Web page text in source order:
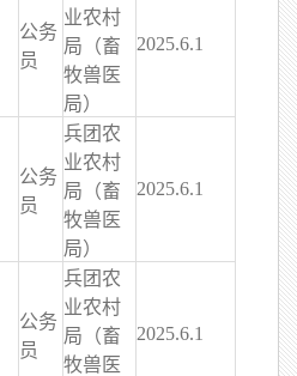
公务
员
业农村
局（畜
牧兽医
局）
2025.6.1
公务
员
兵团农
业农村
局（畜
牧兽医
局）
2025.6.1
公务
员
兵团农
业农村
局（畜
牧兽医
2025.6.1